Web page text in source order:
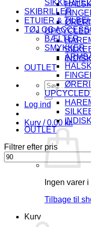
OUTLET
Søg
efter:
Log ind
Kurv /0.00 kr.
Ingen varer
Tilbage til
Kurv
SKIBRILLER
ETUIER &
TØJ OG
BÆLTER
SMYKKER
OUTLET
Filtrer efter pris
Mindste
pris